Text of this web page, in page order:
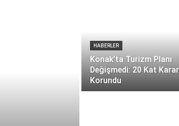
HABERLER
Konak’ta Turizm Planı
Değişmedi: 20 Kat
Korundu